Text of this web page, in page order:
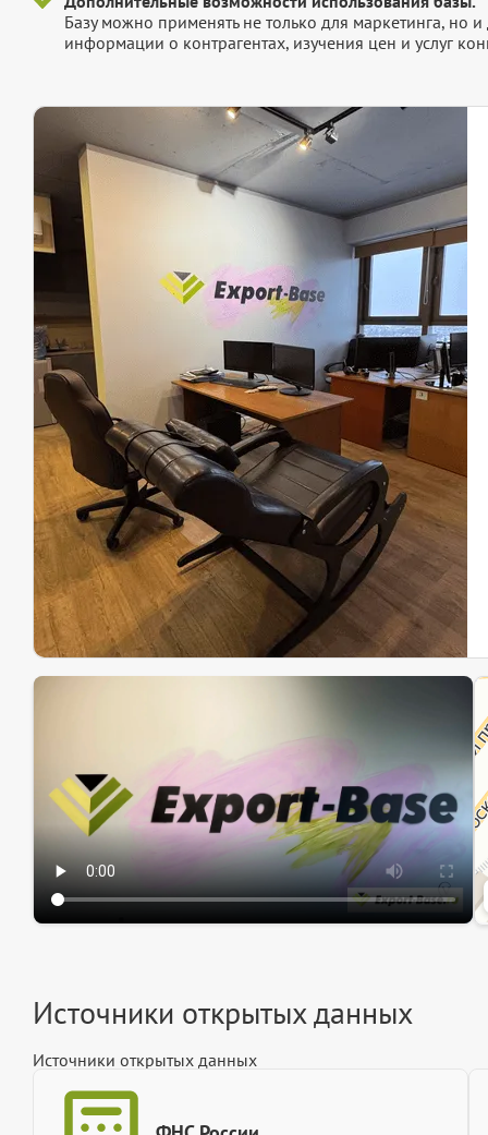
Базу можно применять не только для маркетинга, но
информации о контрагентах, изучения цен и услуг
Источники открытых данных
Источники открытых данных